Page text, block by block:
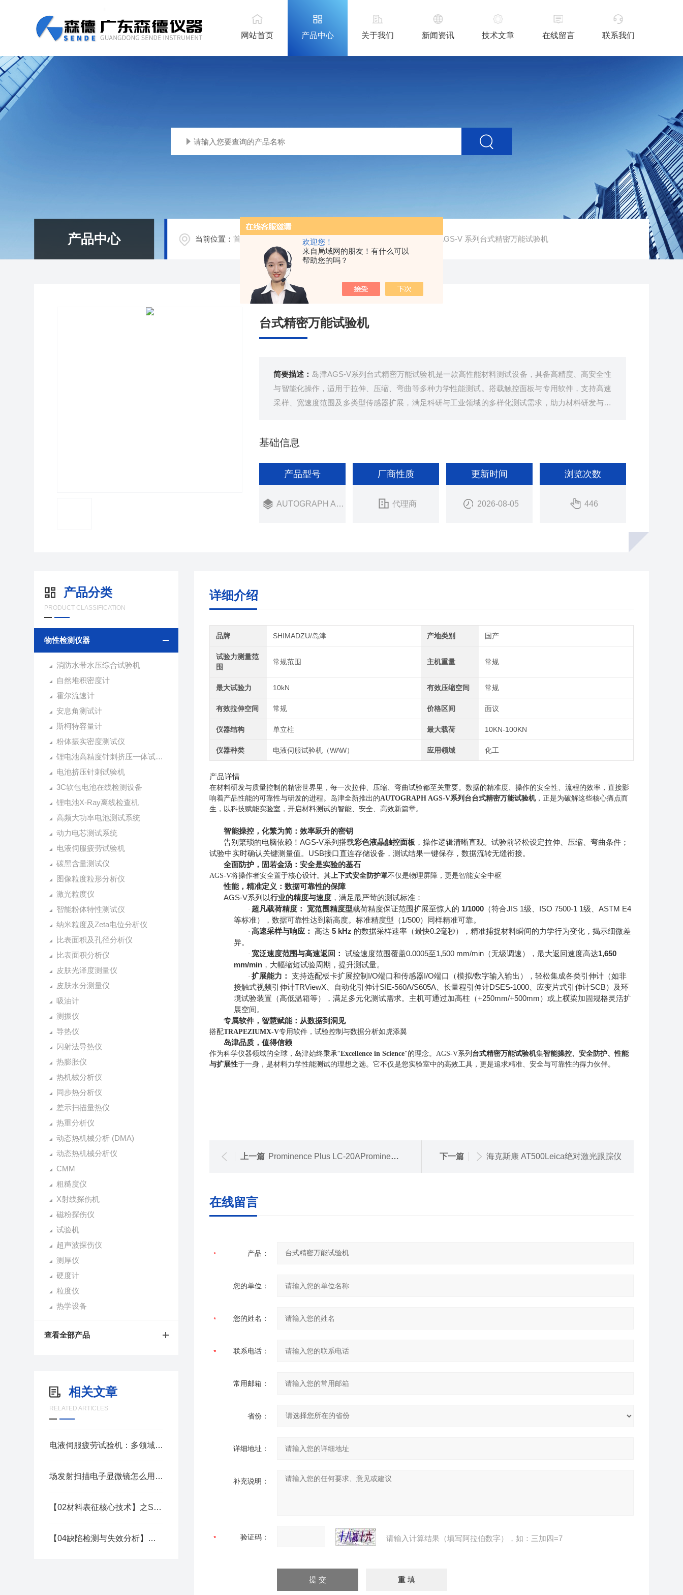
欢迎您！
来自局域网的朋友！有什么可以
帮助您的吗？
网站首页 产品中心 关于我们 新闻资讯 技术文章 在线留言 联系我们
产品中心 当前位置：首页 物性检测仪器 / AUTOGRAPH AGS-V 系列台式精密万能试验机
台式精密万能试验机
简要描述： 岛津AGS-V系列台式精密万能试验机是一款高性能材料测试设备，具备高精度、高安全性
与智能化操作，适用于拉伸、压缩、弯曲等多种力学性能测试。搭载触控面板与专用软件，支持高速
采样、宽速度范围及多类型传感器扩展，满足科研与工业领域的多样化测试需求，助力材料研发与质
基础信息
产品型号
AUTOGRAPH AGS-V 系列
厂商性质
代理商
更新时间
2026-08-05
浏览次数
446
产品分类
PRODUCT CLASSIFICATION
物性检测仪器
消防水带水压综合试验机
自然堆积密度计
霍尔流速计
安息角测试计
斯柯特容量计
粉体振实密度测试仪
锂电池高精度针刺挤压一体试验机
电池挤压针刺试验机
3C软包电池在线检测设备
锂电池X-Ray离线检查机
高频大功率电池测试系统
动力电芯测试系统
电液伺服疲劳试验机
碳黑含量测试仪
图像粒度粒形分析仪
激光粒度仪
智能粉体特性测试仪
纳米粒度及Zeta电位分析仪
比表面积及孔径分析仪
比表面积分析仪
皮肤光泽度测量仪
皮肤水分测量仪
吸油计
测振仪
导热仪
闪射法导热仪
热膨胀仪
热机械分析仪
同步热分析仪
差示扫描量热仪
热重分析仪
动态热机械分析 (DMA)
动态热机械分析仪
CMM
粗糙度仪
X射线探伤机
磁粉探伤仪
试验机
超声波探伤仪
测厚仪
硬度计
粒度仪
热学设备
查看全部产品
相关文章
RELATED ARTICLES
电液伺服疲劳试验机：多领域疲劳性能测试的理想选择
场发射扫描电子显微镜怎么用？操作指南
【02材料表征核心技术】之SIMS应用：掺杂分布与扩散研究技术
【04缺陷检测与失效分析】之激光扫描显微：亚表面缺陷无损定位技术
详细介绍
品牌 SHIMADZU/岛津 产地类别 国产
试验力测量范
围
常规范围 主机重量 常规
最大试验力 10kN 有效压缩空间 常规
有效拉伸空间 常规 价格区间 面议
仪器结构 单立柱 最大载荷 10KN-100KN
仪器种类 电液伺服试验机（WAW） 应用领域 化工
产品详情
在材料研发与质量控制的精密世界里，每一次拉伸、压缩、弯曲试验都至关重要。数据的精准度、操作的安全性、流程的效率，直接影
响着产品性能的可靠性与研发的进程。岛津全新推出的AUTOGRAPH AGS-V系列台台式精密万能试验机，正是为破解这些核心痛点而
生，以科技赋能实验室，开启材料测试的智能、安全、高效新篇章。
智能操控，化繁为简：效率跃升的密钥
告别繁琐的电脑依赖！ AGS-V系列搭载彩色液晶触控面板 ，操作逻辑清晰直观。试验前轻松设定拉伸、压缩、弯曲条件；
试验中实时确认关键测量值。 USB接口直连存储设备，测试结果一键保存，数据流转无缝衔接。
全面防护，固若金汤：安全是实验的基石
AGS-V将操作者安全置于核心设计。其上下式安全防护罩不仅是物理屏障，更是智能安全中枢
性能，精准定义：数据可靠性的保障
AGS-V系列以行业的精度与速度，满足最严苛的测试标准：
· 超凡载荷精度： 宽范围精度型载荷精度保证范围扩展至惊人的 1/1000（符合JIS 1级、 ISO 7500-1 1级、 ASTM E4
等标准），数据可靠性达到新高度。标准精度型（1/500）同样精准可靠。
· 高速采样与响应： 高达 5 kHz 的数据采样速率（最快0.2毫秒），精准捕捉材料瞬间的力学行为变化，揭示细微差
异。
· 宽泛速度范围与高速返回： 试验速度范围覆盖0.0005至1,500 mm/min（无级调速），最大返回速度高达1,650
mm/min，大幅缩短试验周期，提升测试量。
· 扩展能力： 支持选配板卡扩展控制 I/O端口和传感器I/O端口（模拟/数字输入输出），轻松集成各类引伸计（如非
接触式视频引伸计TRViewX 、自动化引伸计SIE-560A/S605A、长量程引伸计DSES-1000、应变片式引伸计SCB）及环
境试验装置（高低温箱等），满足多元化测试需求。主机可通过加高柱（+250mm/+500mm）或上横梁加固规格灵活扩
展空间。
专属软件，智慧赋能：从数据到洞见
搭配TRAPEZIUMX-V专用软件，试验控制与数据分析如虎添翼
岛津品质，值得信赖
作为科学仪器领域的全球，岛津始终秉承“Excellence in Science"的理念。 AGS-V系列 台式精密万能试验机集智能操控、安全防护、性能
与扩展性于一身，是材料力学性能测试的理想之选。它不仅是您实验室中的高效工具，更是追求精准、安全与可靠性的得力伙伴。
上一篇 Prominence Plus LC-20AProminence Plus 系列液相色谱仪 下一篇 海克斯康 AT500Leica绝对激光跟踪仪
在线留言
产品：
您的单位：
您的姓名：
联系电话：
常用邮箱：
省份：
详细地址：
补充说明：
验证码： 请输入计算结果（填写阿拉伯数字），如：三加四=7